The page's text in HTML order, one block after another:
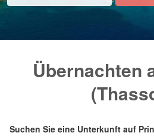
Übernachten
Suchen Sie eine Unterkunft auf